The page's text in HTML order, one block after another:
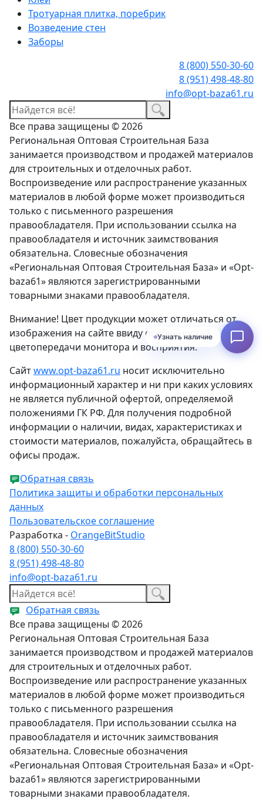
Тротуарная плитка, поребрик
Возведение стен
Заборы
8 (800) 550-30-60
8 (951) 498-48-80
info@opt-baza61.ru
Все права защищены © 2026
Региональная Оптовая Строительная База
занимается производством и продажей материалов
для строительных и отделочных работ.
Воспроизведение или распространение указанных
материалов в любой форме может производиться
только с письменного разрешения
правообладателя. При использовании ссылка на
правообладателя и источник заимствования
обязательна. Словесные обозначения
«Региональная Оптовая Строительная База» и «Opt-
baza61» являются зарегистрированными
товарными знаками правообладателя.
Внимание! Цвет продукции может отличаться от
изображения на сайте ввиду особенностей
цветопередачи монитора и восприятия.
Сайтwww.opt-baza61.ru носит исключительно
информационный характер и ни при каких условиях
не является публичной офертой, определяемой
положениями ГК РФ. Для получения подробной
информации о наличии, видах, характеристиках и
стоимости материалов, пожалуйста, обращайтесь в
офисы продаж.
Обратная связь
Политика защиты и обработки персональных
данных
Пользовательское соглашение
Разработка - OrangeBitStudio
8 (800) 550-30-60
8 (951) 498-48-80
info@opt-baza61.ru
Обратная связь
Все права защищены © 2026
Региональная Оптовая Строительная База
занимается производством и продажей материалов
для строительных и отделочных работ.
Воспроизведение или распространение указанных
материалов в любой форме может производиться
только с письменного разрешения
правообладателя. При использовании ссылка на
правообладателя и источник заимствования
обязательна. Словесные обозначения
«Региональная Оптовая Строительная База» и «Opt-
baza61» являются зарегистрированными
товарными знаками правообладателя.
Узнать наличие